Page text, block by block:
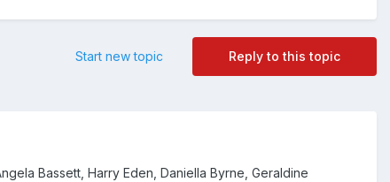
Reply to this topic
Start new topic
Bassett, Harry Eden, Daniella Byrne, Geraldine